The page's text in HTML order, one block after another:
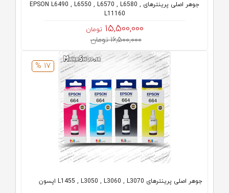
جوهر اصلی پرینترهای EPSON L6490 , L6550 , L6570 , L6580 ,
L11160
15,500,000 تومان
16,500,000 تومان
17 %
جوهر اصلی پرینترهای L1455 , L3050 , L3060 , L3070 اپسون